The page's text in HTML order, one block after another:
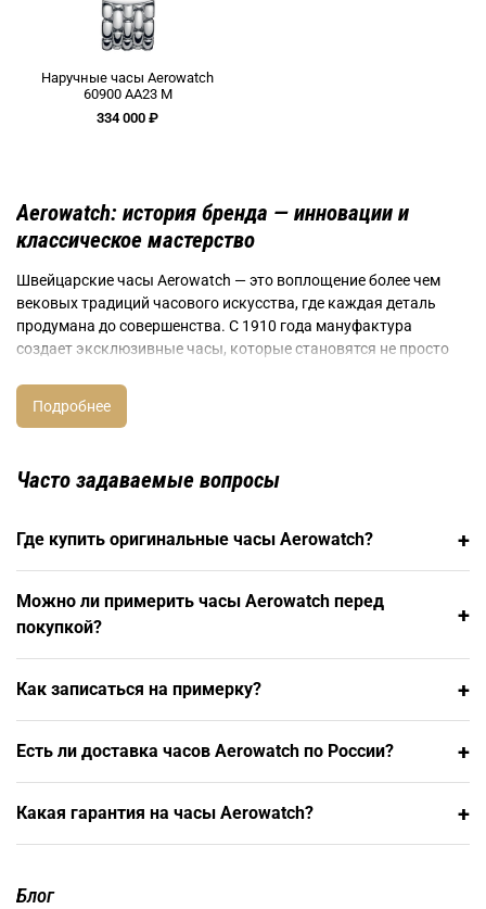
Наручные часы Aerowatch
60900 AA23 M
334 000 ₽
Aerowatch: история бренда — инновации и
классическое мастерство
Швейцарские часы Aerowatch — это воплощение более чем
вековых традиций часового искусства, где каждая деталь
продумана до совершенства. С 1910 года мануфактура
создает эксклюзивные часы, которые становятся не просто
В коллекциях часов Aerowatch гармонично сочетаются
классическое швейцарское мастерство и инновационные
позволяют наблюдать за завораживающей работой
сапфирового стекла — гарантирует долговечность на
десятилетия.
Особая гордость бренда — лимитированные серии с
механизмами ручной сборки, которые выпускаются тиражом
качества в Швейцарии и получают сертификат подлинности.
Откройте для себя настоящее швейцарское качество —
Часто задаваемые вопросы
Где купить оригинальные часы Aerowatch? +
Можно ли примерить часы Aerowatch перед
покупкой?
+
Как записаться на примерку? +
Есть ли доставка часов Aerowatch по России? +
Какая гарантия на часы Aerowatch? +
Блог